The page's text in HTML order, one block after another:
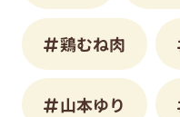
鶏むね肉
山本ゆり